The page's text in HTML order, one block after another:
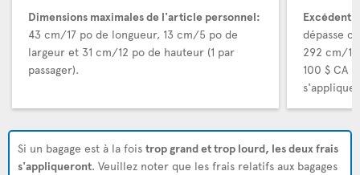
Dimensions maximales de l'article personnel:
43 cm/17 po de longueur, 13 cm/5 po de
largeur et 31 cm/12 po de hauteur (1 par
passager).
Excédent
dépasse
292 cm/
100 $ CA
Si un bagage est à la fois trop grand et trop lourd, les deux frais
s'appliqueront. Veuillez noter que les frais relatifs aux bagages